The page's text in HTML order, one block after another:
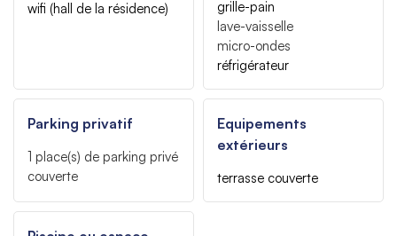
wifi (hall de la résidence)
grille-pain
lave-vaisselle
micro-ondes
réfrigérateur
Parking privatif
1 place(s) de parking privé
couverte
Equipements
extérieurs
terrasse couverte